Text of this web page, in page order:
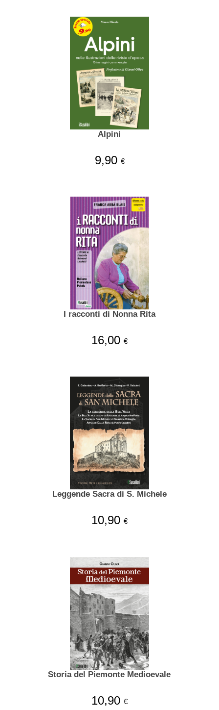
Alpini
9,90 €
I racconti di Nonna Rita
16,00 €
Leggende Sacra di S. Michele
10,90 €
Storia del Piemonte Medioevale
10,90 €